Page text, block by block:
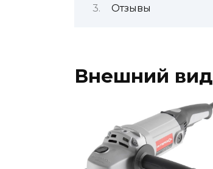
Отзывы
Внешний вид